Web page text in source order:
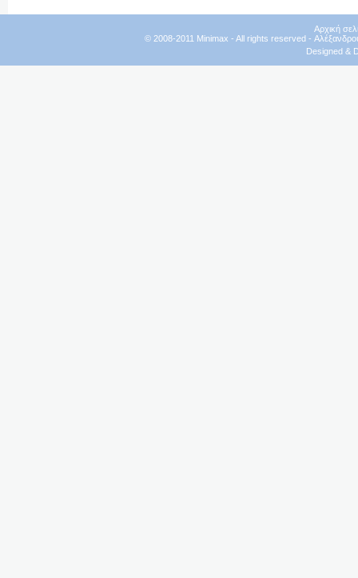
Αρχική
© 2008-2011 Minimax - All rights reserved -
Designed &